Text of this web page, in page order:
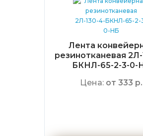
Лента
резинотканевая
БКНЛ-65-2-3-0-
Цена: от 333 р.